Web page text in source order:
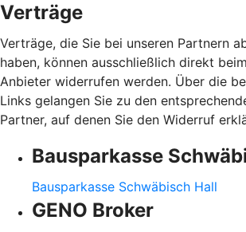
Verträge
Verträge, die Sie bei unseren Partnern
haben, können ausschließlich direkt
Anbieter widerrufen werden. Über die
Links gelangen Sie zu den
Partner, auf denen Sie den Widerruf
Bausparkasse
Bausparkasse Schwäbisch Hall
GENO Broker